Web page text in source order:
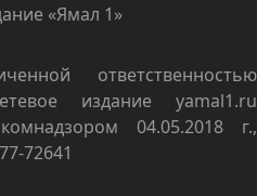
«Ямал 1»
ответственностью
издание yamal1.ru
04.05.2018 г.,
72641